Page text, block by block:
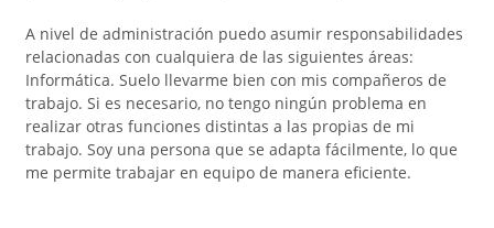
A nivel de administración puedo asumir responsabilidades
relacionadas con cualquiera de las siguientes áreas:
Informática. Suelo llevarme bien con mis compañeros de
trabajo. Si es necesario, no tengo ningún problema en
realizar otras funciones distintas a las propias de mi
trabajo. Soy una persona que se adapta fácilmente, lo que
me permite trabajar en equipo de manera eficiente.